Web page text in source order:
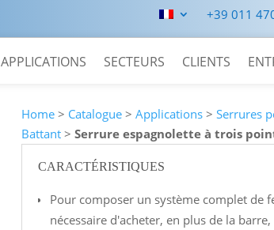
+39 011
APPLICATIONS SECTEURS CLIENTS
Home > Catalogue >Applications >Serrures
Battant >Serrure espagnolette à trois
CARACTÉRISTIQUES
Pour composer un système complet
nécessaire d'acheter, en plus de la